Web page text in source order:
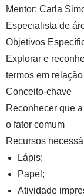
Mentor: Carla
Especialista de
Objetivos
Explorar e
termos em
Conceito-chave
Reconhecer que
o fator comum
Recursos
Lápis;
Papel;
Atividade